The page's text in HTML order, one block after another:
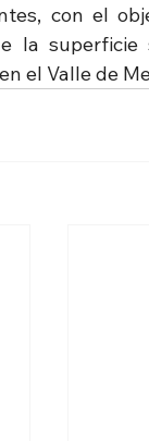
con el
la
el Valle de